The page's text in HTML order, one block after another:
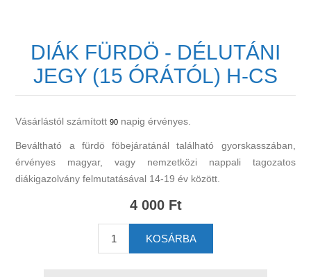
DIÁK FÜRDÖ - DÉLUTÁNI
JEGY (15 ÓRÁTÓL) H-CS
Vásárlástól számított90 napig érvényes.
Beváltható a fürdö föbejáratánál található gyorskasszában,
érvényes magyar, vagy nemzetközi nappali tagozatos
diákigazolvány felmutatásával 14-19 év között.
4 000 Ft